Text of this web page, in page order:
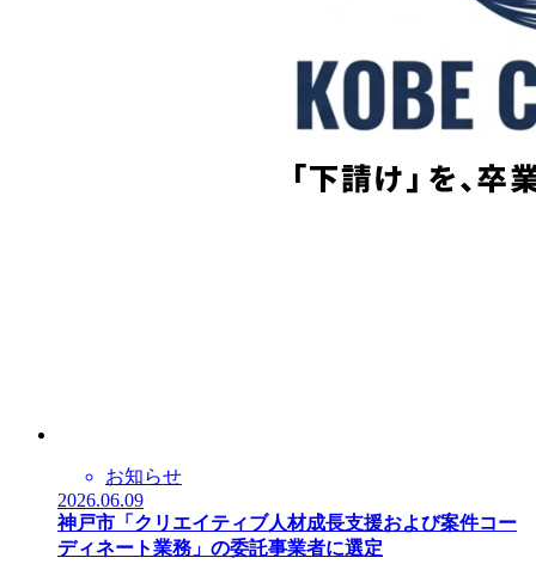
お知らせ
2026.06.09
神戸市「クリエイティブ人材成長支援および案件コー
ディネート業務」の委託事業者に選定